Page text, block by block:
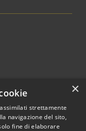
×
strettamente
navigazione del sito,
fine di elaborare